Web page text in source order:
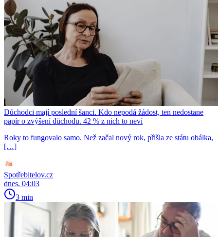
Důchodci mají poslední šanci. Kdo nepodá žádost, ten nedostane
papír o zvýšení důchodu. 42 % z nich to neví
Roky to fungovalo samo. Než začal nový rok, přišla ze státu obálka,
[…]
Spotřebitelov.cz
dnes, 04:03
3 min